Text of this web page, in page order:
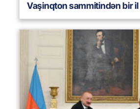
Vaşinqton sammitindən bir